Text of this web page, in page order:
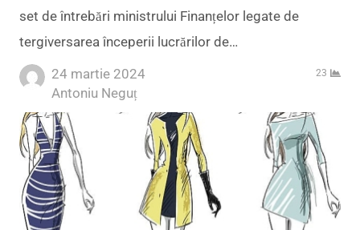
set de întrebări ministrului Finanțelor legate de
tergiversarea începerii lucrărilor de…
24 martie 2024
Author
Antoniu Neguț
23